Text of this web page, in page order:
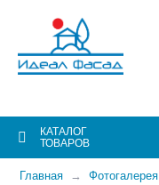
КАТАЛОГ
ТОВАРОВ
Главная
Фотогалерея